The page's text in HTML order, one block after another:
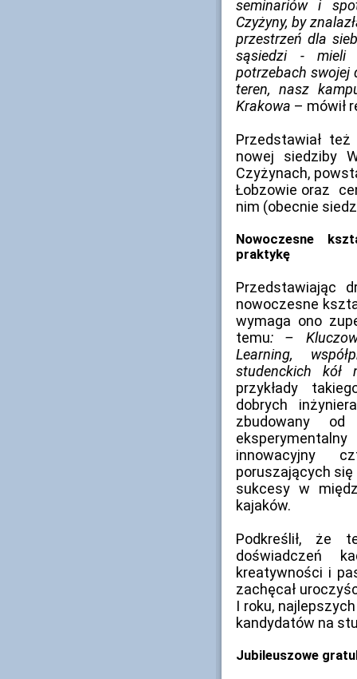
seminariów i
Czyżyny, by
przestrzeń dla
sąsiedzi - mieli
potrzebach swojej
teren, nasz
Krakowa – mówił
Przedstawiał
nowej siedziby
Czyżynach,
Łobzowie oraz
nim (obecnie
Nowoczesne
praktykę
Przedstawiając
nowoczesne
wymaga ono
temu: –
Learning,
studenckich kół
przykłady
dobrych
zbudowany
innowacyjny
poruszających
sukcesy w
kajaków.
Podkreślił, że
doświadczeń
kreatywności i
zachęcał
I roku,
kandydatów na
Jubileuszowe